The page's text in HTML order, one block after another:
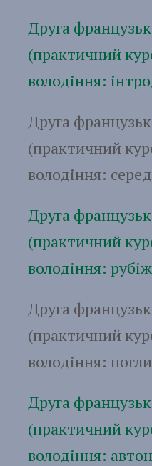
Друга
(практичний
володіння:
Друга
(практичний
володіння:
Друга
(практичний
володіння:
Друга
(практичний
володіння:
Друга
(практичний
володіння: